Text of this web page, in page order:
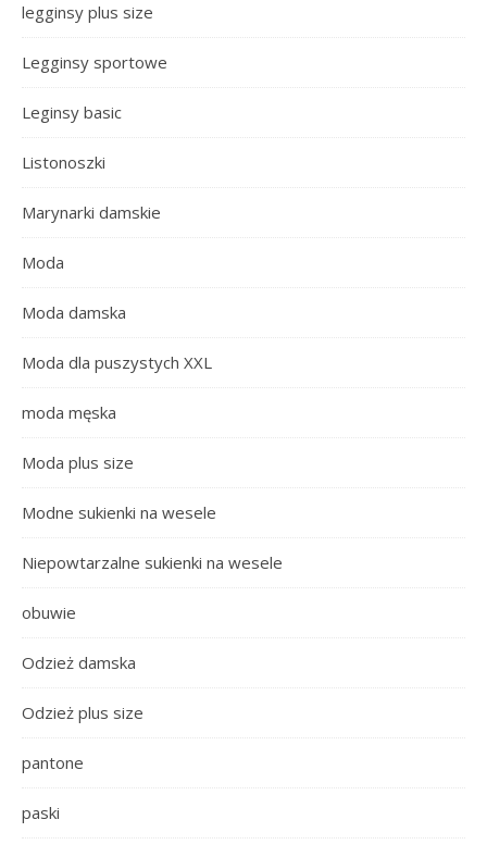
legginsy plus size
Legginsy sportowe
Leginsy basic
Listonoszki
Marynarki damskie
Moda
Moda damska
Moda dla puszystych XXL
moda męska
Moda plus size
Modne sukienki na wesele
Niepowtarzalne sukienki na wesele
obuwie
Odzież damska
Odzież plus size
pantone
paski